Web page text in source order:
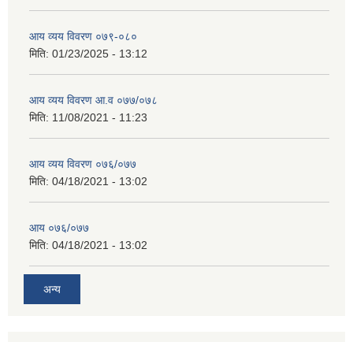
आय व्यय विवरण ०७९-०८०
मिति: 01/23/2025 - 13:12
आय व्यय विवरण आ.व ०७७/०७८
मिति: 11/08/2021 - 11:23
आय व्यय विवरण ०७६/०७७
मिति: 04/18/2021 - 13:02
आय ०७६/०७७
मिति: 04/18/2021 - 13:02
अन्य